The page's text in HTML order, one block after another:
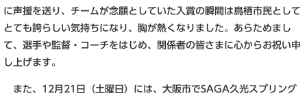
に声援を送り、チームが念願としていた入賞の瞬間は鳥栖市民として
とても誇らしい気持ちになり、胸が熱くなりました。あらためまし
て、選手や監督・コーチをはじめ、関係者の皆さまに心からお祝い申
し上げます。
また、12月21日（土曜日）には、大阪市でSAGA久光スプリング